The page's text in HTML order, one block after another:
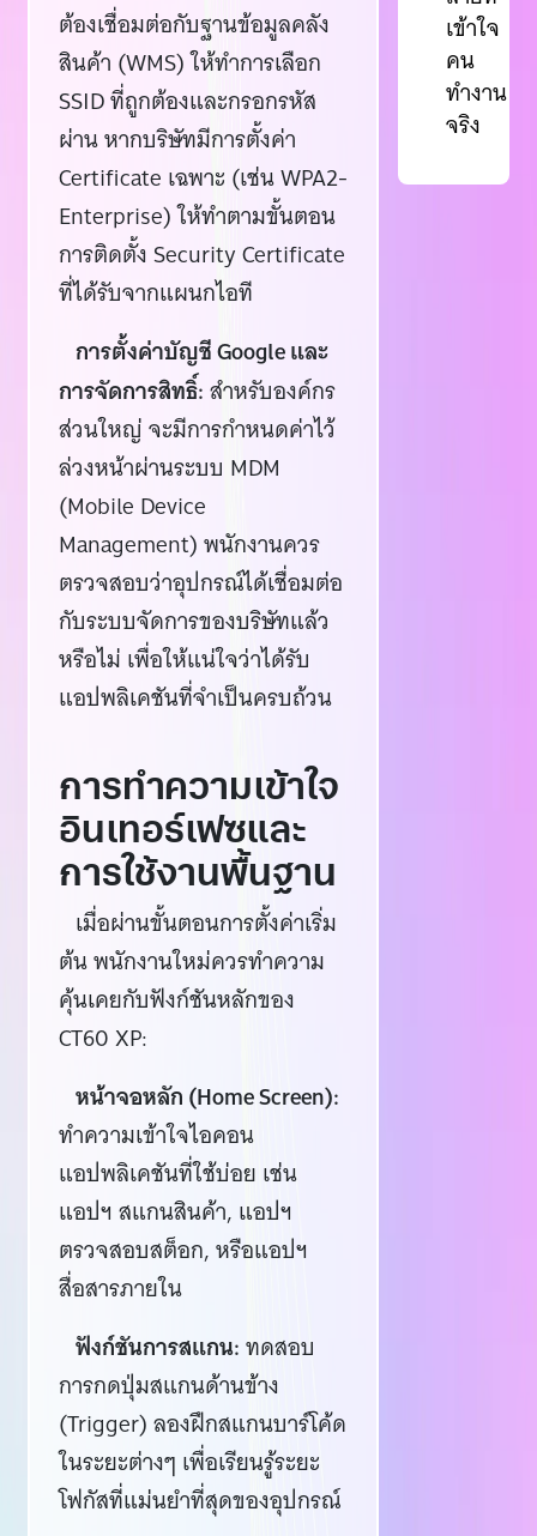
ต้องเชื่อมต่อกับฐานข้อมูลคลัง
สินค้า (WMS) ให้ทำการเลือก
SSID ที่ถูกต้องและกรอกรหัส
ผ่าน หากบริษัทมีการตั้งค่า
Certificate เฉพาะ (เช่น WPA2-
Enterprise) ให้ทำตามขั้นตอน
การติดตั้ง Security Certificate
ที่ได้รับจากแผนกไอที
การตั้งค่าบัญชี Google และ
การจัดการสิทธิ์:สำหรับองค์กร
ส่วนใหญ่ จะมีการกำหนดค่าไว้
ล่วงหน้าผ่านระบบ MDM
(Mobile Device
Management) พนักงานควร
ตรวจสอบว่าอุปกรณ์ได้เชื่อมต่อ
กับระบบจัดการของบริษัทแล้ว
หรือไม่ เพื่อให้แน่ใจว่าได้รับ
แอปพลิเคชันที่จำเป็นครบถ้วน
การทำความเข้าใจ
อินเทอร์เฟซและ
การใช้งานพื้นฐาน
เมื่อผ่านขั้นตอนการตั้งค่าเริ่ม
ต้น พนักงานใหม่ควรทำความ
คุ้นเคยกับฟังก์ชันหลักของ
CT60 XP:
หน้าจอหลัก (Home Screen):
ทำความเข้าใจไอคอน
แอปพลิเคชันที่ใช้บ่อย เช่น
แอปฯ สแกนสินค้า, แอปฯ
ตรวจสอบสต็อก, หรือแอปฯ
สื่อสารภายใน
ฟังก์ชันการสแกน:ทดสอบ
การกดปุ่มสแกนด้านข้าง
(Trigger) ลองฝึกสแกนบาร์โค้ด
ในระยะต่างๆ เพื่อเรียนรู้ระยะ
โฟกัสที่แม่นยำที่สุดของอุปกรณ์
เข้าใจ
คน
ทำงาน
จริง